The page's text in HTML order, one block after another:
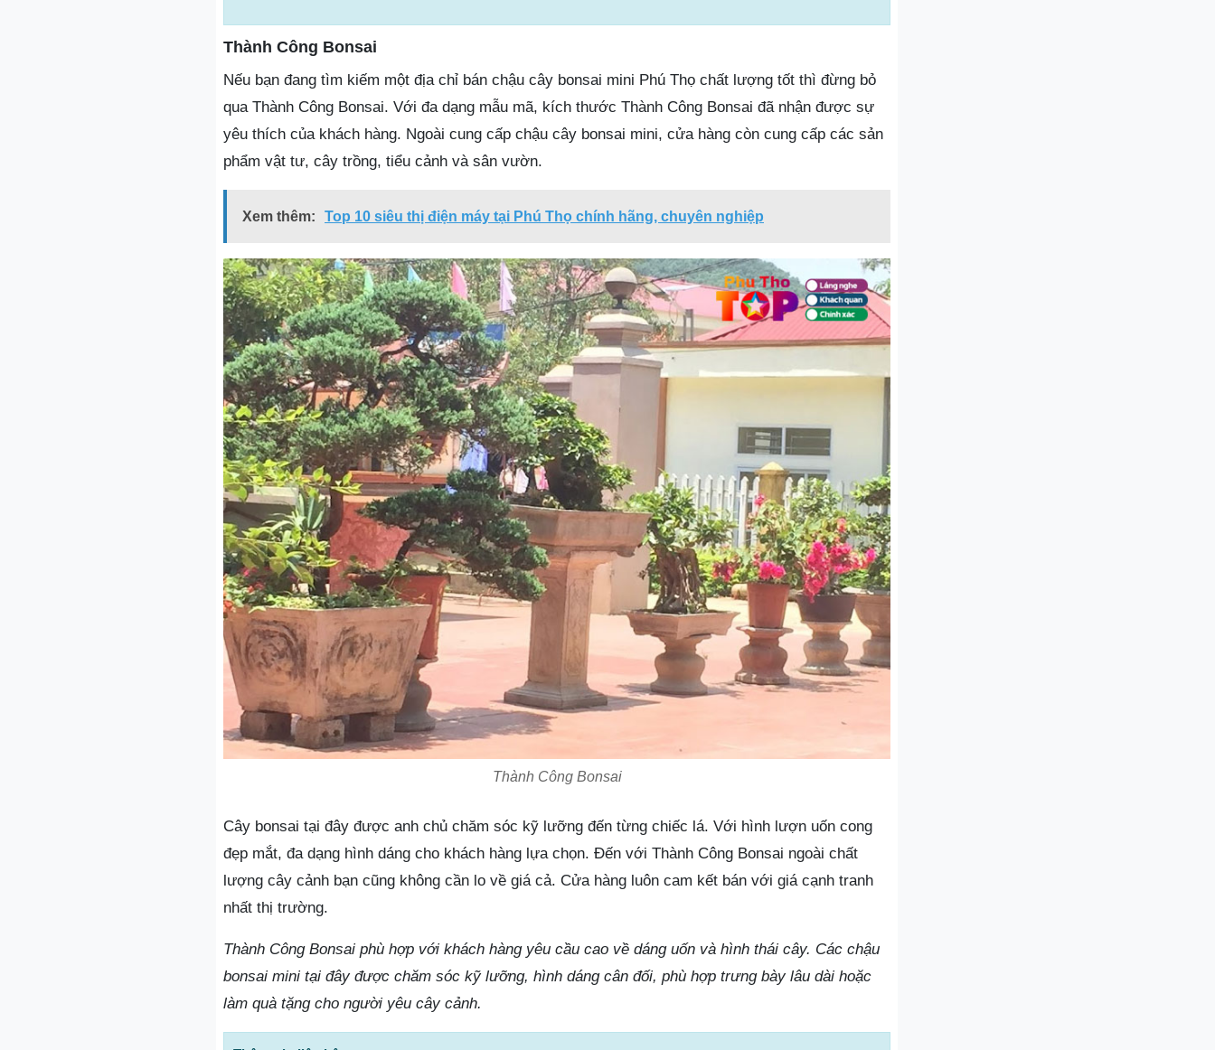
Thành Công Bonsai
Nếu bạn đang tìm kiếm một địa chỉ bán chậu cây bonsai mini Phú Thọ chất lượng tốt thì đừng bỏ
qua Thành Công Bonsai. Với đa dạng mẫu mã, kích thước Thành Công Bonsai đã nhận được sự
yêu thích của khách hàng. Ngoài cung cấp chậu cây bonsai mini, cửa hàng còn cung cấp các sản
phẩm vật tư, cây trồng, tiểu cảnh và sân vườn.
Xem thêm: Top 10 siêu thị điện máy tại Phú Thọ chính hãng, chuyên nghiệp
Thành Công Bonsai
Cây bonsai tại đây được anh chủ chăm sóc kỹ lưỡng đến từng chiếc lá. Với hình lượn uốn cong
đẹp mắt, đa dạng hình dáng cho khách hàng lựa chọn. Đến với Thành Công Bonsai ngoài chất
lượng cây cảnh bạn cũng không cần lo về giá cả. Cửa hàng luôn cam kết bán với giá cạnh tranh
nhất thị trường.
Thành Công Bonsai phù hợp với khách hàng yêu cầu cao về dáng uốn và hình thái cây. Các chậu
bonsai mini tại đây được chăm sóc kỹ lưỡng, hình dáng cân đối, phù hợp trưng bày lâu dài hoặc
làm quà tặng cho người yêu cây cảnh.